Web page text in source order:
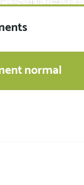
normal